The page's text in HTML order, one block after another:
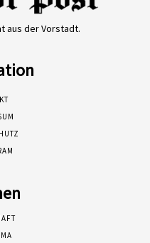
aus der Vorstadt.